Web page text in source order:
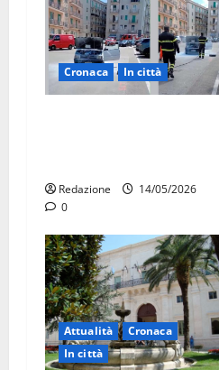
Cronaca In città
Redazione
14/05/2026
0
Attualità
Cronaca
In città